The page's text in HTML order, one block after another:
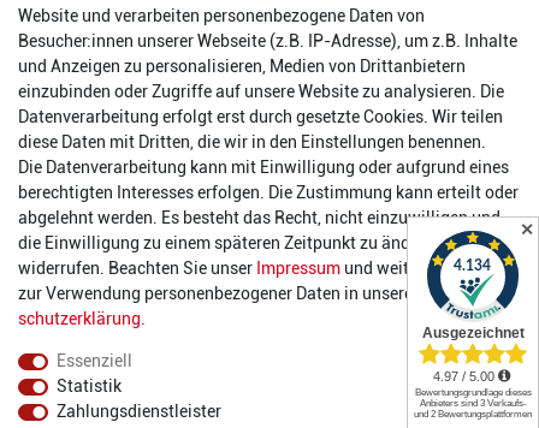
Reinhold-Ferger-Straße 26
order@2die4-sports.com
0 26 63/ 9 68 69 37
Öffnungszeiten
Montag:
14:00 - 17:00 Uhr
Dienstag:
14:00 - 17:00 Uhr
Mittwoch:
14:00 - 17:00 Uhr
Donnerstag:
14:00 - 17:00 Uhr
Freitag:
14:00 - 19:00 Uhr
Samstag:
10:00 - 17:00 Uhr
Website und verarbeiten personenbezogene Daten von
Besucher:innen unserer Webseite (z.B. IP-Adresse), um z.B. Inhalte
und Anzeigen zu personalisieren, Medien von Drittanbietern
einzubinden oder Zugriffe auf unsere Website zu analysieren. Die
Datenverarbeitung erfolgt erst durch gesetzte Cookies. Wir teilen
diese Daten mit Dritten, die wir in den Einstellungen benennen.
Die Datenverarbeitung kann mit Einwilligung oder aufgrund eines
berechtigten Interesses erfolgen. Die Zustimmung kann erteilt oder
abgelehnt werden. Es besteht das Recht, nicht einzuwilligen und
die Einwilligung zu einem späteren Zeitpunkt zu ändern oder zu
widerrufen. Beachten Sie unser Impressum und weitere Hinweise
zur Verwendung personenbezogener Daten in unserer
Daten­
schutz­erklärung
Essenziell
Statistik
Zahlungsdienstleister
✕